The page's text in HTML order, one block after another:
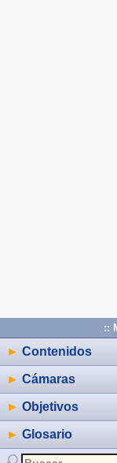
::
► Contenidos
► Cámaras
► Objetivos
► Glosario